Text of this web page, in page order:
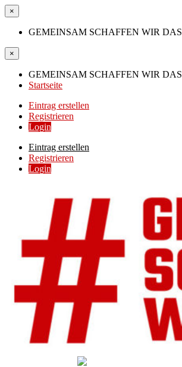
×
GEMEINSAM SCHAFFEN WIR DAS
×
GEMEINSAM SCHAFFEN WIR DAS
Startseite
Eintrag erstellen
Registrieren
Login
Eintrag erstellen
Registrieren
Login
GEMEINSAM SCHAFFEN WIR DAS